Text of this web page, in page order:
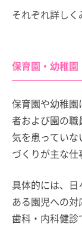
それぞれ詳しく
保育園・幼稚園
保育園や幼稚
者および園の
気を患ってい
づくりが主な仕
具体的には、
ある園児への対
歯科・内科健